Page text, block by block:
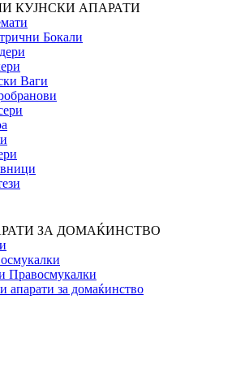
КУЈНСКИ АПАРАТИ
Бокали
Ваги
ЗА ДОМАЌИНСТВО
Правосмукалки
апарати за домаќинство